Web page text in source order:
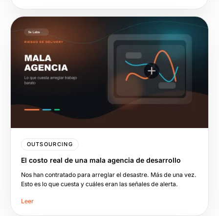
OUTSOURCING
El costo real de una mala agencia de desarrollo
Nos han contratado para arreglar el desastre. Más de una vez.
Esto es lo que cuesta y cuáles eran las señales de alerta.
Leer